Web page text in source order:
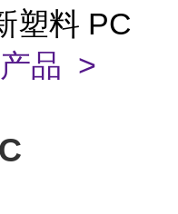
塑料 PC
品 >